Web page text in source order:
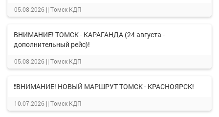
05.08.2026 || Томск КДП
ВНИМАНИЕ! ТОМСК - КАРАГАНДА (24 августа -
дополнительный рейс)!
05.08.2026 || Томск КДП
❗ВНИМАНИЕ! НОВЫЙ МАРШРУТ ТОМСК - КРАСНОЯРСК!
10.07.2026 || Томск КДП